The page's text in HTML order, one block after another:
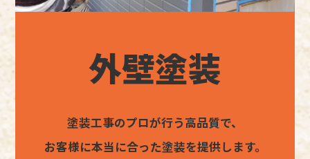
外壁塗装
塗装工事のプロが行う高品質で、
お客様に本当に合った塗装を提供します。